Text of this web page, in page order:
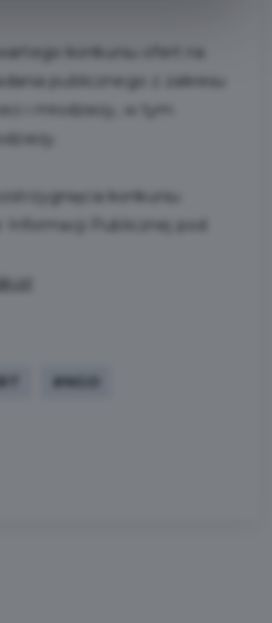
konkursu ofert na
publicznego z zakresu
i młodzieży, w tym
konkursu
Informacji Publicznej pod
#NGO